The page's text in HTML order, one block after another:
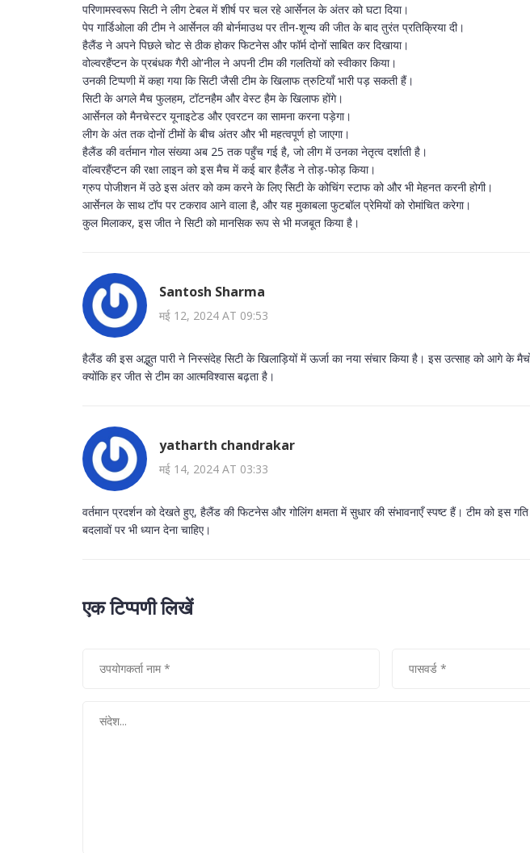
परिणामस्वरूप सिटी ने लीग टेबल में शीर्ष पर चल रहे आर्सेनल के अंतर को घटा दिया।
पेप गार्डिओला की टीम ने आर्सेनल की बोर्नमाउथ पर तीन-शून्य की जीत के बाद तुरंत प्रतिक्रिया दी।
हैलैंड ने अपने पिछले चोट से ठीक होकर फिटनेस और फॉर्म दोनों साबित कर दिखाया।
वोल्वरहैंप्टन के प्रबंधक गैरी ओ'नील ने अपनी टीम की गलतियों को स्वीकार किया।
उनकी टिप्पणी में कहा गया कि सिटी जैसी टीम के खिलाफ त्रुटियाँ भारी पड़ सकती हैं।
सिटी के अगले मैच फुलहम, टॉटनहैम और वेस्ट हैम के खिलाफ होंगे।
आर्सेनल को मैनचेस्टर यूनाइटेड और एवरटन का सामना करना पड़ेगा।
लीग के अंत तक दोनों टीमों के बीच अंतर और भी महत्वपूर्ण हो जाएगा।
हैलैंड की वर्तमान गोल संख्या अब 25 तक पहुँच गई है, जो लीग में उनका नेतृत्व दर्शाती है।
वॉल्वरहैंप्टन की रक्षा लाइन को इस मैच में कई बार हैलैंड ने तोड़-फोड़ किया।
ग्रुप पोजीशन में उठे इस अंतर को कम करने के लिए सिटी के कोचिंग स्टाफ को और भी मेहनत करनी होगी।
आर्सेनल के साथ टॉप पर टकराव आने वाला है, और यह मुकाबला फुटबॉल प्रेमियों को रोमांचित करेगा।
कुल मिलाकर, इस जीत ने सिटी को मानसिक रूप से भी मजबूत किया है।
Santosh Sharma
मई 12, 2024 AT 09:53
हैलैंड की इस अद्भुत पारी ने निस्संदेह सिटी के खिलाड़ियों में ऊर्जा का नया संचार किया है। इस उत्साह को आगे के
क्योंकि हर जीत से टीम का आत्मविश्वास बढ़ता है।
yatharth chandrakar
मई 14, 2024 AT 03:33
वर्तमान प्रदर्शन को देखते हुए, हैलैंड की फिटनेस और गोलिंग क्षमता में सुधार की संभावनाएँ स्पष्ट हैं। टीम को इस
बदलावों पर भी ध्यान देना चाहिए।
एक टिप्पणी लिखें